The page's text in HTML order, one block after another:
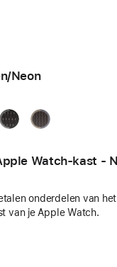
Neon
Zwart/Houtskool
Blauw/zwart
Watch-kast -
onderdelen van
van je Apple Watch.